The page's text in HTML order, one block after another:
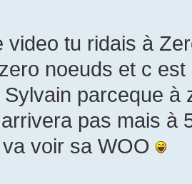
video tu ridais à
noeuds et c
parceque
pas mais à
voir sa WOO